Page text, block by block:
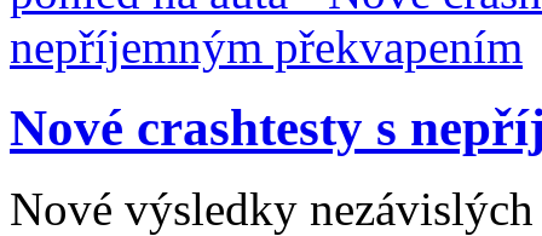
Nové crashtesty s
Nové výsledky